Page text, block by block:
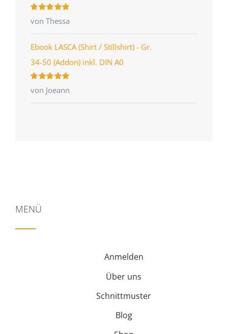
Bewertet
mit 5 von 5
von Thessa
Ebook LASCA (Shirt / Stillshirt) - Gr.
34-50 (Addon) inkl. DIN A0
Bewertet
mit 5 von 5
von Joeann
MENÜ
Anmelden
Über uns
Schnittmuster
Blog